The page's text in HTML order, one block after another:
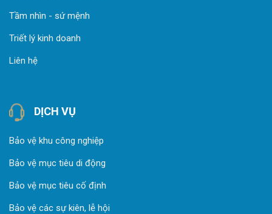
Tầm nhìn - sứ mệnh
Triết lý kinh doanh
Liên hệ
DỊCH VỤ
Bảo vệ khu công nghiệp
Bảo vệ mục tiêu di động
Bảo vệ mục tiêu cố định
Bảo vệ các sự kiên, lễ hội